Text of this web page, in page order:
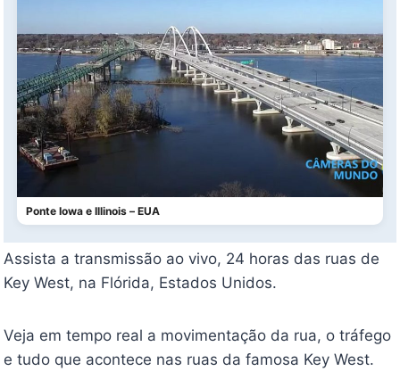
Ponte Iowa e Illinois – EUA
Assista a transmissão ao vivo, 24 horas das ruas de
Key West, na Flórida, Estados Unidos.
Veja em tempo real a movimentação da rua, o tráfego
e tudo que acontece nas ruas da famosa Key West.